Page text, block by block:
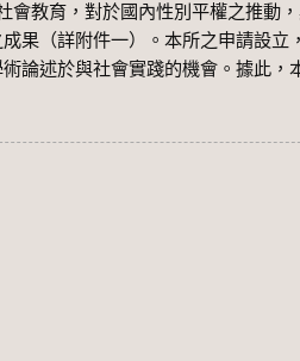
育，對於國內性別平權之推動，
果（詳附件一）。本所之申請設立
論述於與社會實踐的機會。據此，